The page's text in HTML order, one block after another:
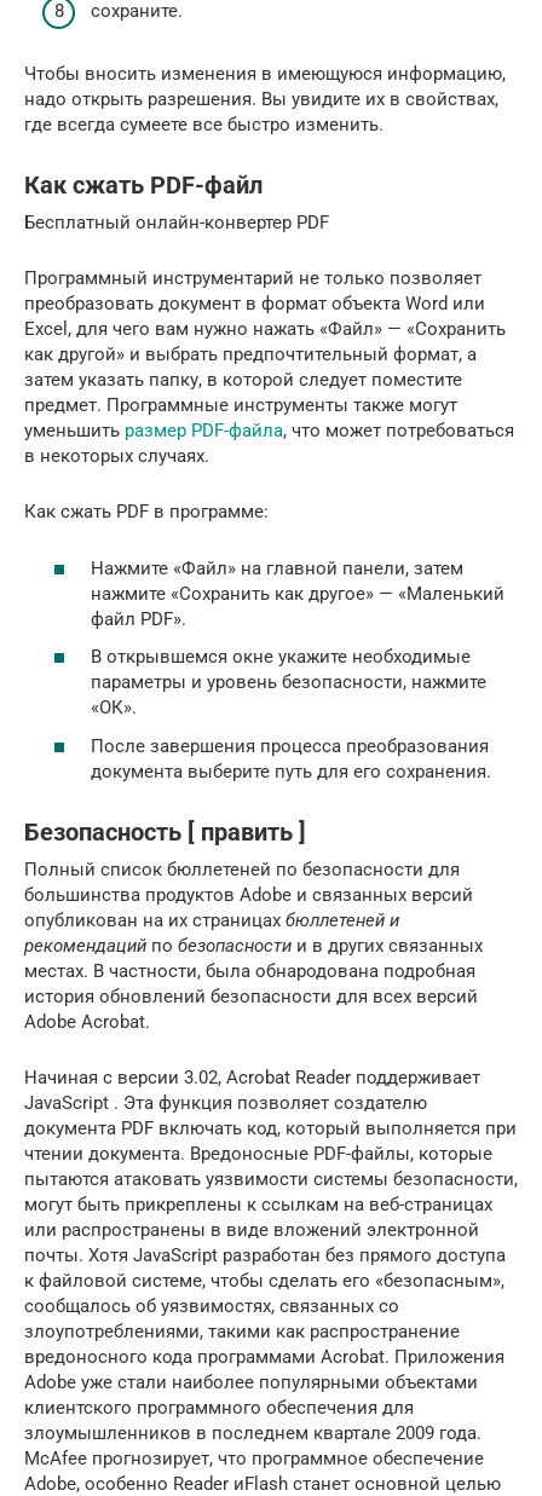
сохраните.
Чтобы вносить изменения в имеющуюся информацию,
надо открыть разрешения. Вы увидите их в свойствах,
где всегда сумеете все быстро изменить.
Как сжать PDF-файл
Бесплатный онлайн-конвертер PDF
Программный инструментарий не только позволяет
преобразовать документ в формат объекта Word или
Excel, для чего вам нужно нажать «Файл» — «Сохранить
как другой» и выбрать предпочтительный формат, а
затем указать папку, в которой следует поместите
предмет. Программные инструменты также могут
уменьшить размер PDF-файла, что может потребоваться
в некоторых случаях.
Как сжать PDF в программе:
Нажмите «Файл» на главной панели, затем
нажмите «Сохранить как другое» — «Маленький
файл PDF».
В открывшемся окне укажите необходимые
параметры и уровень безопасности, нажмите
«ОК».
После завершения процесса преобразования
документа выберите путь для его сохранения.
Безопасность [ править ]
Полный список бюллетеней по безопасности для
большинства продуктов Adobe и связанных версий
опубликован на их страницах бюллетеней и
рекомендаций по безопасности и в других связанных
местах. В частности, была обнародована подробная
история обновлений безопасности для всех версий
Adobe Acrobat.
Начиная с версии 3.02, Acrobat Reader поддерживает
JavaScript . Эта функция позволяет создателю
документа PDF включать код, который выполняется при
чтении документа. Вредоносные PDF-файлы, которые
пытаются атаковать уязвимости системы безопасности,
могут быть прикреплены к ссылкам на веб-страницах
или распространены в виде вложений электронной
почты. Хотя JavaScript разработан без прямого доступа
к файловой системе, чтобы сделать его «безопасным»,
сообщалось об уязвимостях, связанных со
злоупотреблениями, такими как распространение
вредоносного кода программами Acrobat. Приложения
Adobe уже стали наиболее популярными объектами
клиентского программного обеспечения для
злоумышленников в последнем квартале 2009 года.
McAfee прогнозирует, что программное обеспечение
Adobe, особенно Reader иFlash станет основной целью